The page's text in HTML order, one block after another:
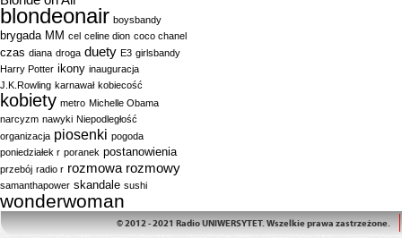
blondeonair boysbandy
brygada MM cel celine dion coco chanel
czas diana droga duety E3 girlsbandy
Harry Potter ikony inauguracja
J.K.Rowling karnawał kobiecość
kobiety metro Michelle Obama
narcyzm nawyki Niepodległość
organizacja piosenki pogoda
poniedziałek r poranek postanowienia
przebój radio r rozmowa rozmowy
samanthapower skandale sushi
wonderwoman
© 2012 - 2021 Radio UNIWERSYTET. Wszelkie prawa zastrzeżone.